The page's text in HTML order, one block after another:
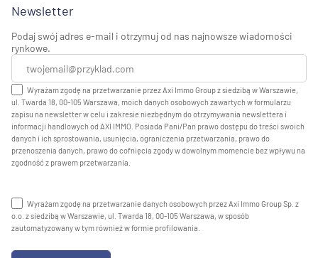
Newsletter
Podaj swój adres e-mail i otrzymuj od nas najnowsze wiadomości
rynkowe.
Wyrażam zgodę na przetwarzanie przez Axi Immo Group z siedzibą w Warszawie,
ul. Twarda 18, 00-105 Warszawa, moich danych osobowych zawartych w formularzu
zapisu na newsletter w celu i zakresie niezbędnym do otrzymywania newslettera i
informacji handlowych od AXI IMMO. Posiada Pani/Pan prawo dostępu do treści swoich
danych i ich sprostowania, usunięcia, ograniczenia przetwarzania, prawo do
przenoszenia danych, prawo do cofnięcia zgody w dowolnym momencie bez wpływu na
zgodność z prawem przetwarzania.
Wyrażam zgodę na przetwarzanie danych osobowych przez Axi Immo Group Sp. z
o.o. z siedzibą w Warszawie, ul. Twarda 18, 00-105 Warszawa, w sposób
zautomatyzowany w tym również w formie profilowania.